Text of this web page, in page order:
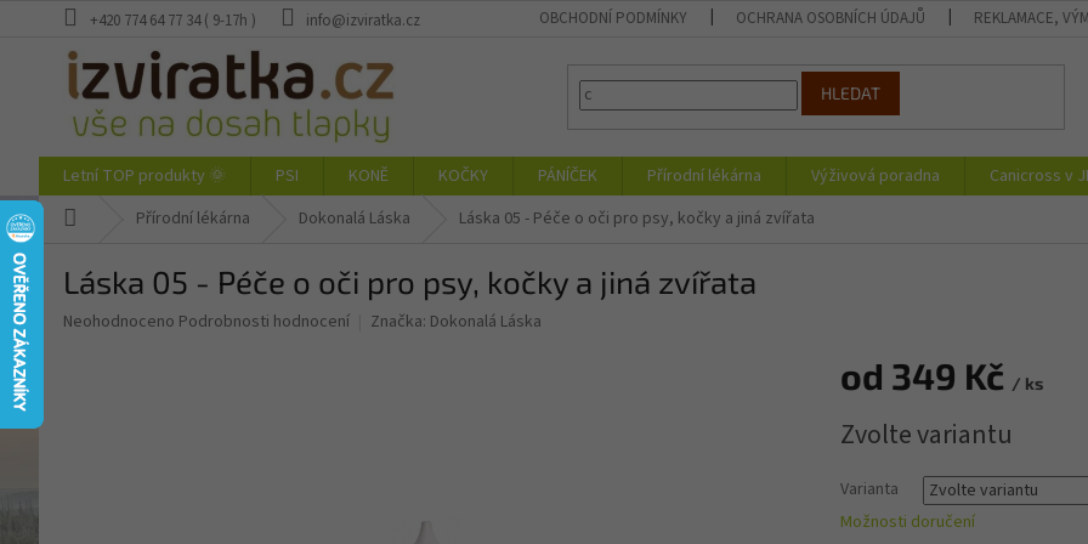
+420 774 64 77 34 ( 9-17h ) info@izviratka.cz OBCHODNÍ PODMÍNKY OCHRANA OSOBNÍCH ÚDAJŮ REKLAMACE,
HLEDAT
Letní TOP produkty 🌞 PSI KONĚ KOČKY PÁNÍČEK Přírodní lékárna Výživová poradna Canicross v
Přírodní lékárna Dokonalá Láska Láska 05 - Péče o oči pro psy, kočky a jiná zvířata
Láska 05 - Péče o oči pro psy, kočky a jiná zvířata
Průměrné
Neohodnoceno Podrobnosti hodnocení Značka: Dokonalá Láska
od 349 Kč / ks
cena:
Zvolte variantu
Varianta
Možnosti doručení